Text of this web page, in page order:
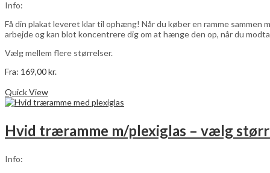
Info:
Få din plakat leveret klar til ophæng! Når du køber en ramme
arbejde og kan blot koncentrere dig om at hænge den op, når du
Vælg mellem flere størrelser.
Fra: 169,00kr.
har
Mulighederne
Quick View
Hvid træramme m/plexiglas – vælg
Info: